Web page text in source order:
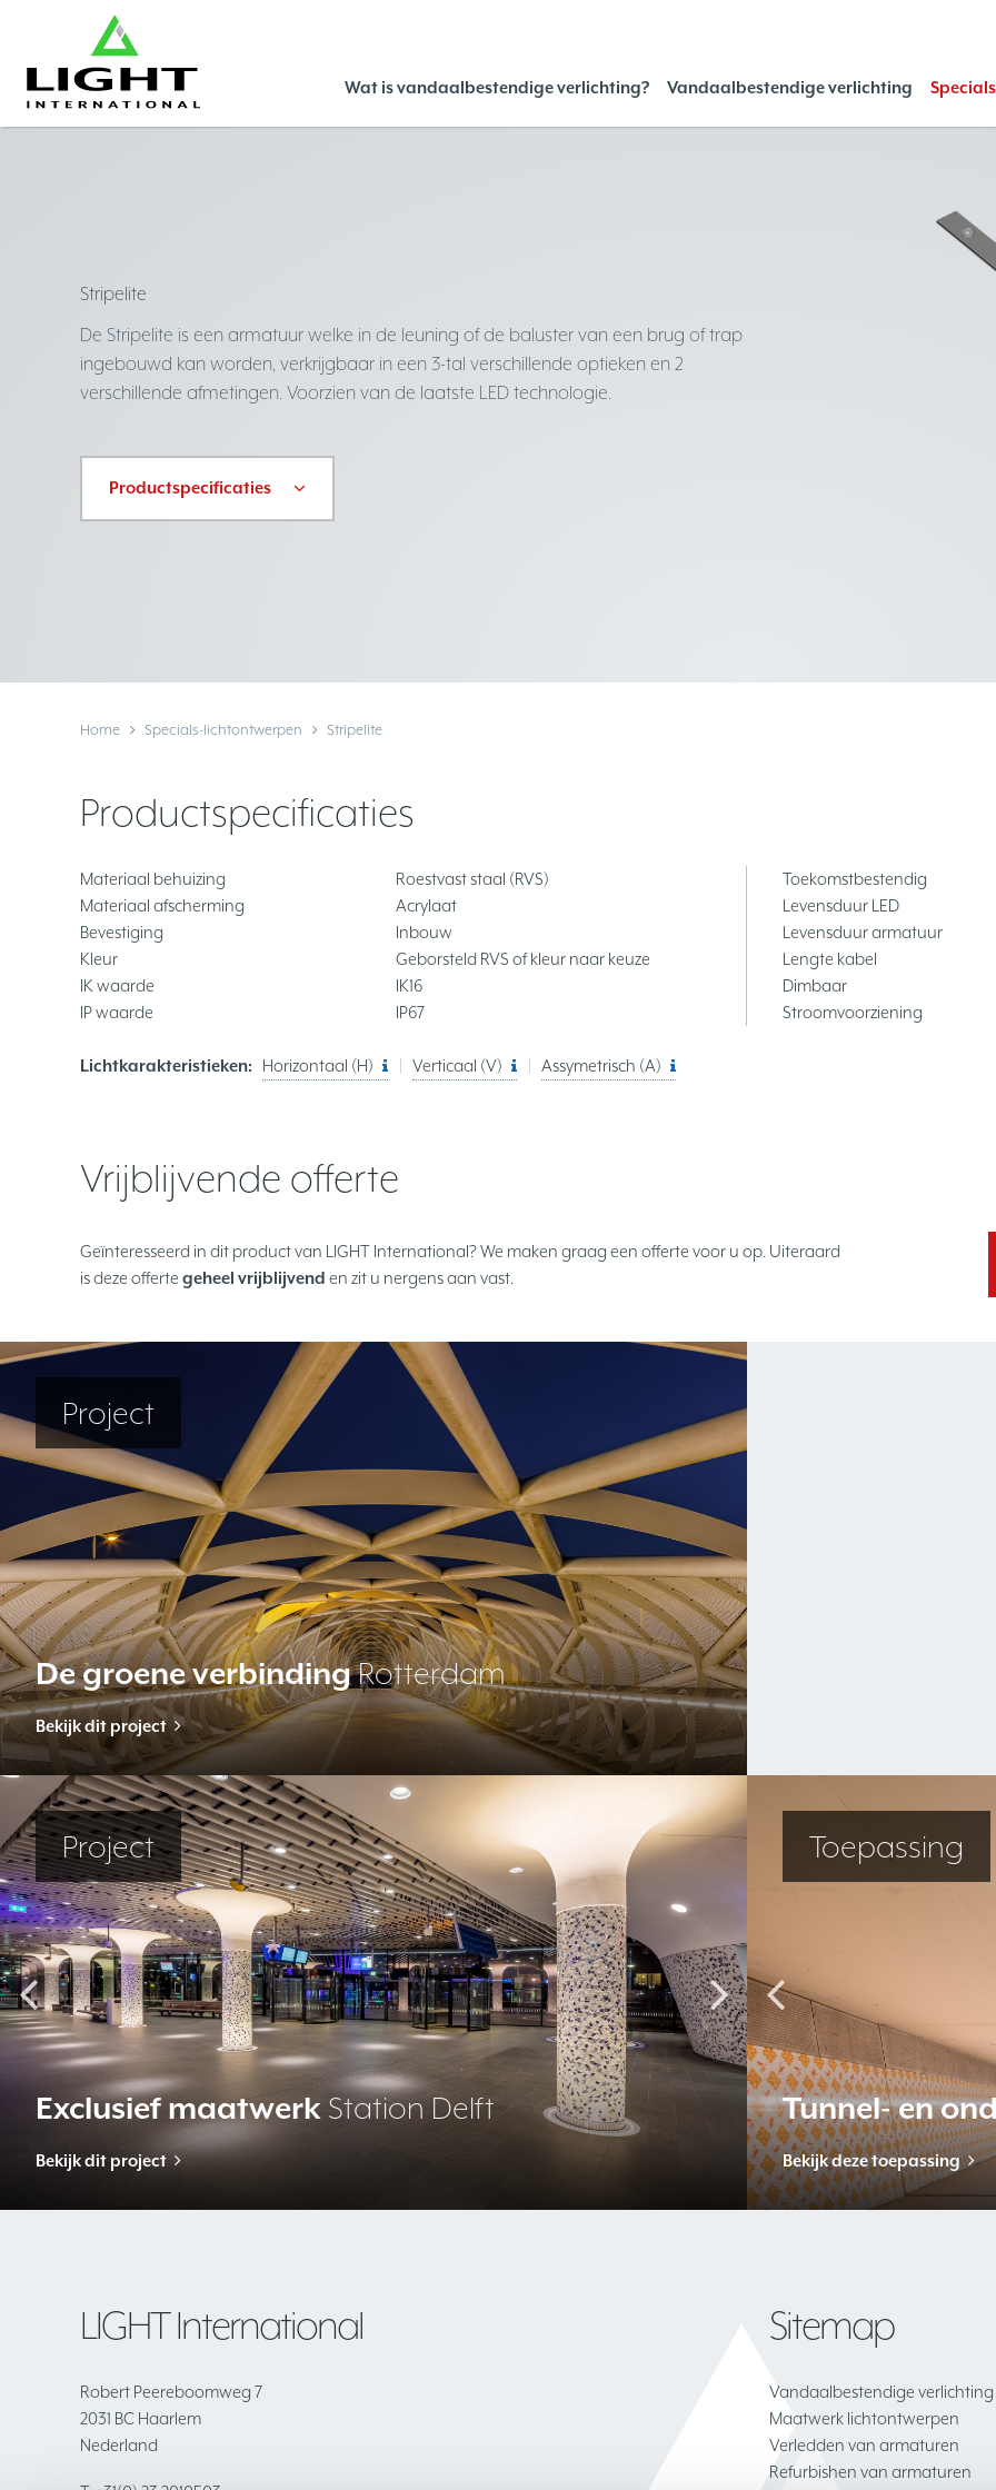
Wat is vandaalbestendige verlichting? Vandaalbestendige verlichting
Stripelite
De Stripelite is een armatuur welke in de leuning of de baluster van een brug of trap
ingebouwd kan worden, verkrijgbaar in een 3-tal verschillende optieken en 2
verschillende afmetingen. Voorzien van de laatste LED technologie.
Productspecificaties
Home Specials-lichtontwerpen Stripelite
Productspecificaties
Materiaal behuizing
Roestvast staal (RVS)
Materiaal afscherming
Acrylaat
Bevestiging
Inbouw
Kleur
Geborsteld RVS of kleur naar keuze
IK waarde
IK16
IP waarde
IP67
Toekomstbestendig
Levensduur LED
Levensduur armatuur
Lengte kabel
Dimbaar
Stroomvoorziening
Lichtkarakteristieken: Horizontaal (H) Verticaal (V) Assymetrisch (A)
Vrijblijvende offerte
Geïnteresseerd in dit product van LIGHT International? We maken graag een offerte voor u op. Uiteraard
is deze offerte geheel vrijblijvend en zit u nergens aan vast.
Project
De groene verbindingRotterdam
Bekijk dit project
Project
Led straatverlichtingSchoonhoven Veerpoort
Bekijk dit project
Project
Bekijk dit project
Toepassing
Tunnel- en onderdoorgang verlichting
Bekijk deze toepassing Bekijk deze
LIGHT International
Robert Peereboomweg 7
2031 BC Haarlem
Nederland
Sitemap
Vandaalbestendige verlichting
Maatwerk lichtontwerpen
Verledden van armaturen
Refurbishen van armaturen